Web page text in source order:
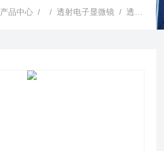
产品中心 / /透射电子显微镜 / 透射电子显微镜 Glacios 冷冻 TEM